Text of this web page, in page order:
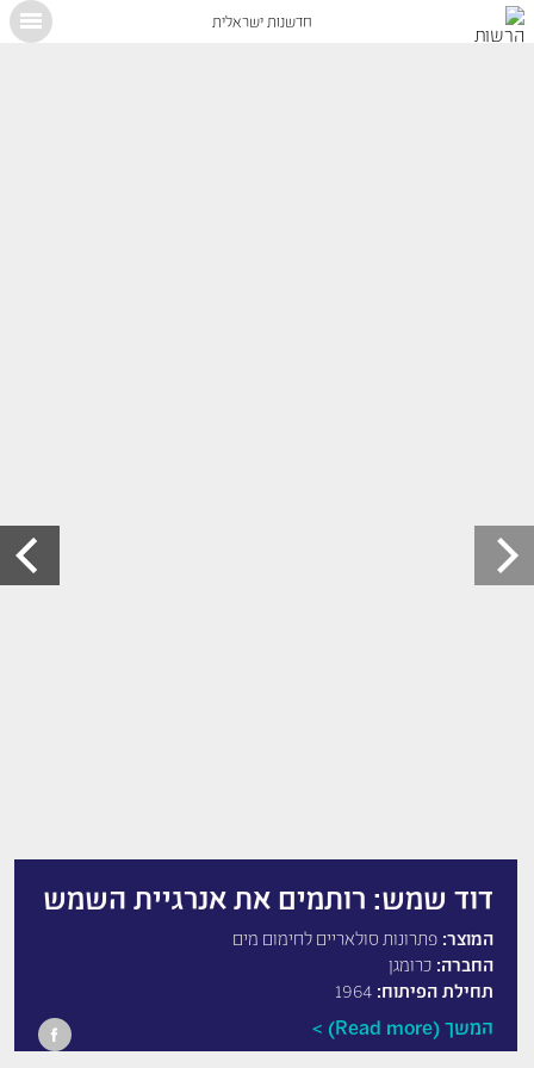
חדשנות ישראלית
דוד שמש: רותמים את אנרגיית השמש
המוצר: פתרונות סולאריים לחימום מים
החברה: כרומגן
תחילת הפיתוח:
המשך (Read more)
X